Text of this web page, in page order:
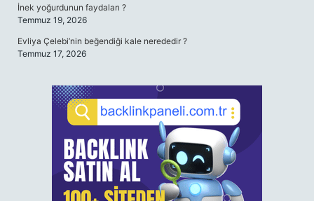
İnek yoğurdunun faydaları ?
Temmuz 19, 2026
Evliya Çelebi’nin beğendiği kale nerededir ?
Temmuz 17, 2026